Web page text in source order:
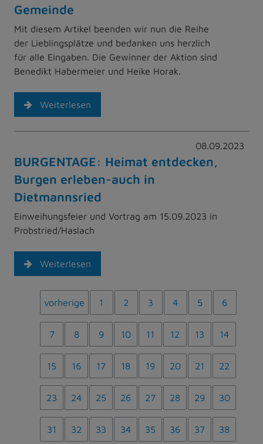
Gemeinde
Mit diesem Artikel beenden wir nun die Reihe
der Lieblingsplätze und bedanken uns herzlich
für alle Eingaben. Die Gewinner der Aktion sind
Benedikt Habermeier und Heike Horak.
Weiterlesen
08.09.2023
BURGENTAGE: Heimat entdecken,
Burgen erleben-auch in
Dietmannsried
Einweihungsfeier und Vortrag am 15.09.2023 in
Probstried/Haslach
Weiterlesen
vorherige 1 2 3 4 5 6
7 8 9 10 11 12 13 14
15 16 17 18 19 20 21 22
23 24 25 26 27 28 29 30
31 32 33 34 35 36 37 38